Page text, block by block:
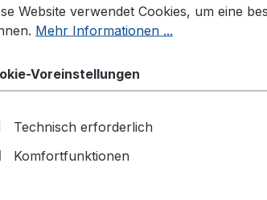
Website verwendet Cookies, um eine
Mehr Informationen ...
Voreinstellungen
Technisch erforderlich
Komfortfunktionen